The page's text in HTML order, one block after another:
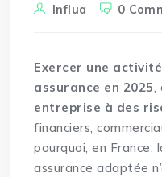
Influa 0
Exercer une
assurance en 2025,
entreprise à des
financiers,
pourquoi, en France,
assurance adaptée